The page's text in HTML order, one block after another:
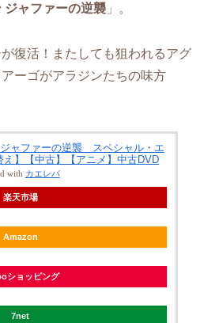
ジャファーの逆襲 」。
復活！またしても狙われるアグ
ーゴがアラジンたちの味方
ャファーの逆襲 スペシャル・エ
】【中古】【アニメ】中古DVD
with カエレバ
楽天市場
Amazon
ショッピング
7net